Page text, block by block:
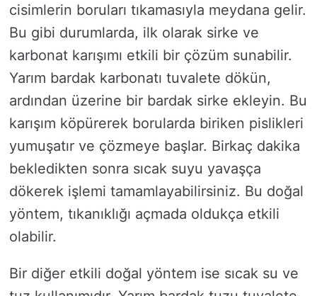
cisimlerin boruları tıkamasıyla meydana gelir.
Bu gibi durumlarda, ilk olarak sirke ve
karbonat karışımı etkili bir çözüm sunabilir.
Yarım bardak karbonatı tuvalete dökün,
ardından üzerine bir bardak sirke ekleyin. Bu
karışım köpürerek borularda biriken pislikleri
yumuşatır ve çözmeye başlar. Birkaç dakika
bekledikten sonra sıcak suyu yavaşça
dökerek işlemi tamamlayabilirsiniz. Bu doğal
yöntem, tıkanıklığı açmada oldukça etkili
olabilir.
Bir diğer etkili doğal yöntem ise sıcak su ve